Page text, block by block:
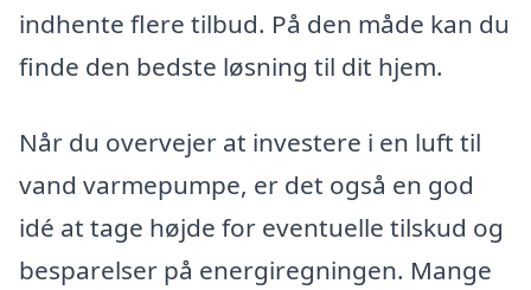
indhente flere tilbud. På den måde kan du
finde den bedste løsning til dit hjem.
Når du overvejer at investere i en luft til
vand varmepumpe, er det også en god
idé at tage højde for eventuelle tilskud og
besparelser på energiregningen. Mange